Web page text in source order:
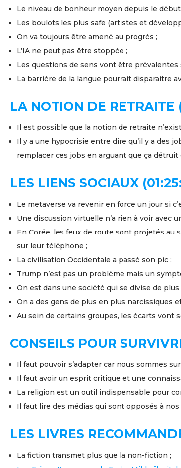
Le niveau de bonheur moyen depuis le
Les boulots les plus safe (artistes et
On va toujours être amené au progrès ;
L’IA ne peut pas être stoppée ;
Les questions de sens vont être prévalentes
La barrière de la langue pourrait disparaitre
LA NOTION DE RETRAITE
Il est possible que la notion de retraite
Il y a une hypocrisie entre dire qu’il y a des
remplacer ces jobs en arguant que ça détruit
LES LIENS SOCIAUX
Le metaverse va revenir en force un jour si
Une discussion virtuelle n’a rien à voir avec
En Corée, les feux de route sont projetés au
sur leur téléphone ;
La civilisation Occidentale a passé son pic ;
Trump n’est pas un problème mais un
On est dans une société qui se divise de plus
On a des gens de plus en plus narcissiques
Au sein de certains groupes, les écarts vont
CONSEILS POUR
Il faut pouvoir s’adapter car nous sommes
Il faut avoir un esprit critique et une
La religion est un outil indispensable pour
Il faut lire des médias qui sont opposés à nos
LES LIVRES
La fiction transmet plus que la non-fiction ;